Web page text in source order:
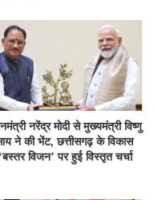
नरेंद्र मोदी से मुख्यमंत्री विष्णु
ने की भेंट, छत्तीसगढ़ के विकास
विजन’ पर हुई विस्तृत चर्चा